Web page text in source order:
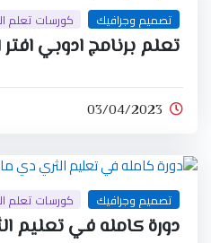
تصميم وجرافيك كورسات تعلم
تعلم برنامج ادوبي
03/04/2023
تصميم وجرافيك كورسات تعلم
دورة كامله في تعليم